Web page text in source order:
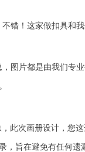
不错！这家做扣具和
，图片都是由我们专
，此次画册设计，您
，旨在避免有任何遗